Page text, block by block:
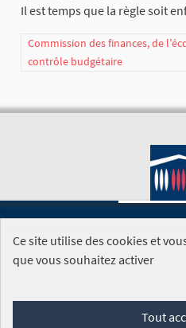
Il est temps que la règle soit
Commission des finances, de
contrôle budgétaire
SITE DE
Foire aux
Conditions générales
Ce site utilise des cookies et
que vous souhaitez activer
Tout